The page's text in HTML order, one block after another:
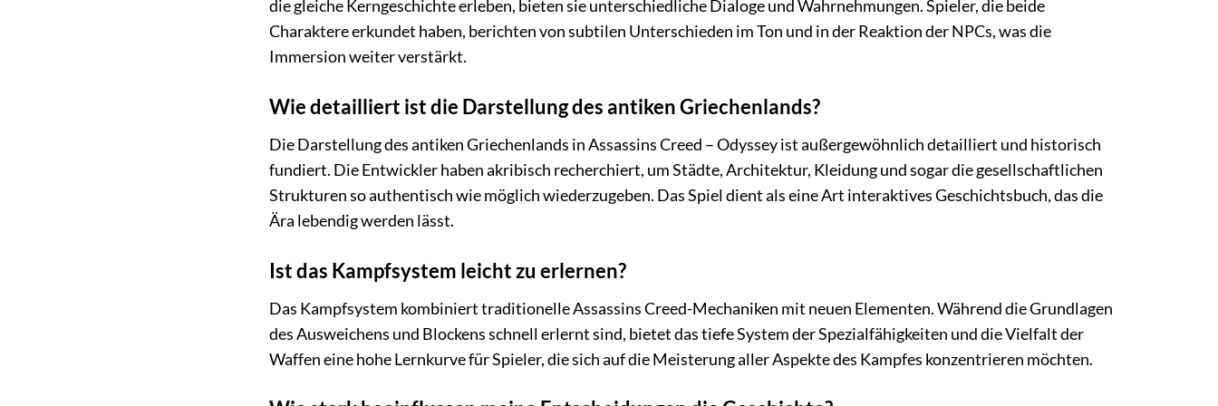
die gleiche Kerngeschichte erleben, bieten sie unterschiedliche Dialoge und Wahrnehmungen. Spieler, die beide
Charaktere erkundet haben, berichten von subtilen Unterschieden im Ton und in der Reaktion der NPCs, was die
Immersion weiter verstärkt.
Wie detailliert ist die Darstellung des antiken Griechenlands?
Die Darstellung des antiken Griechenlands in Assassins Creed – Odyssey ist außergewöhnlich detailliert und historisch
fundiert. Die Entwickler haben akribisch recherchiert, um Städte, Architektur, Kleidung und sogar die gesellschaftlichen
Strukturen so authentisch wie möglich wiederzugeben. Das Spiel dient als eine Art interaktives Geschichtsbuch, das die
Ära lebendig werden lässt.
Ist das Kampfsystem leicht zu erlernen?
Das Kampfsystem kombiniert traditionelle Assassins Creed-Mechaniken mit neuen Elementen. Während die Grundlagen
des Ausweichens und Blockens schnell erlernt sind, bietet das tiefe System der Spezialfähigkeiten und die Vielfalt der
Waffen eine hohe Lernkurve für Spieler, die sich auf die Meisterung aller Aspekte des Kampfes konzentrieren möchten.